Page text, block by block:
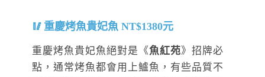
重慶烤魚貴妃魚 NT$1380元
重慶烤魚貴妃魚絕對是《魚紅苑》招牌必
點，通常烤魚都會用上鱸魚，有些品質不